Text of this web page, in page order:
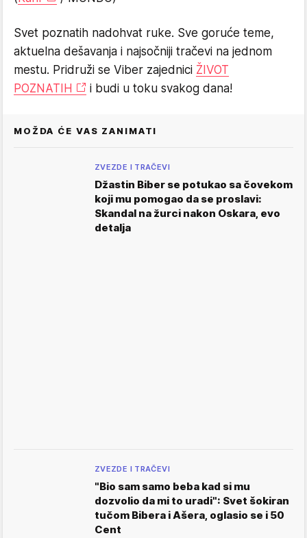
Svet poznatih nadohvat ruke. Sve goruće teme,
aktuelna dešavanja i najsočniji tračevi na jednom
mestu. Pridruži se Viber zajednici ŽIVOT
POZNATIH
i budi u toku svakog dana!
MOŽDA ĆE VAS ZANIMATI
ZVEZDE I TRAČEVI
Džastin Biber se potukao sa čovekom
koji mu pomogao da se proslavi:
Skandal na žurci nakon Oskara, evo
detalja
ZVEZDE I TRAČEVI
"Bio sam samo beba kad si mu
dozvolio da mi to uradi": Svet šokiran
tučom Bibera i Ašera, oglasio se i 50
Cent